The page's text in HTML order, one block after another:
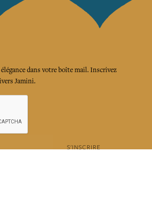
dans votre boîte mail. Inscrivez
Jamini.
S'INSCRIRE